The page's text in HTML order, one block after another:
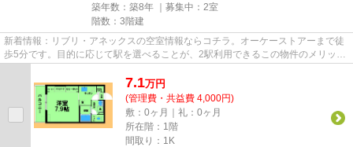
築年数：築8年 ｜募集中： 2室
階数：3階建
新着情報：リブリ・アネックスの空室情報ならコチラ。オーケーストアーまで徒
歩5分です。目的に応じて駅を選べることが、2駅利用できるこの物件のメリット
7.1万円
(管理費・共益費 4,000円)
敷：0ヶ月｜礼：0ヶ月
所在階：1階
間取り：1K